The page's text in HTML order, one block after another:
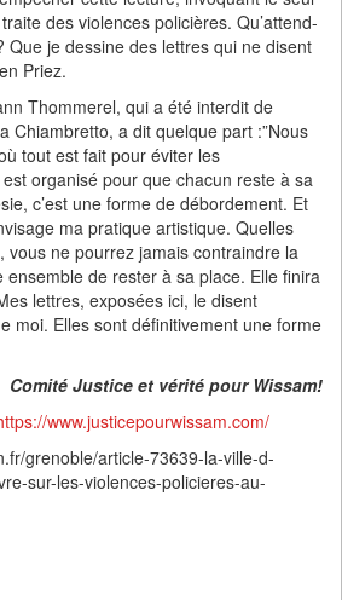
des violences policières. Qu’attend-
Que je dessine des lettres qui ne disent
Priez.
Thommerel, qui a été interdit de
Chiambretto, a dit quelque part :”Nous
tout est fait pour éviter les
organisé pour que chacun reste à sa
c’est une forme de débordement. Et
ma pratique artistique. Quelles
vous ne pourrez jamais contraindre la
ensemble de rester à sa place. Elle finira
lettres, exposées ici, le disent
moi. Elles sont définitivement une forme
Comité Justice et vérité pour Wissam!
www.justicepourwissam.com/
grenoble/article-73639-la-ville-d-
sur-les-violences-policieres-au-